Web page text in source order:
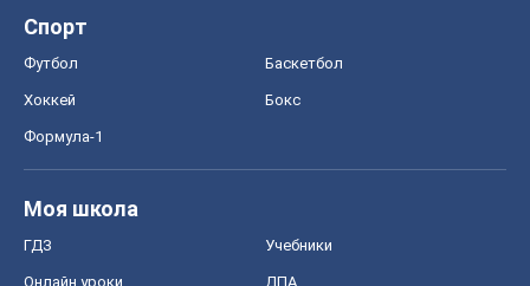
Спорт
Футбол Баскетбол
Хоккей Бокс
Формула-1
Моя школа
ГДЗ Учебники
Онлайн уроки ДПА